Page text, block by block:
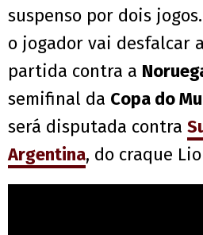
suspenso por dois
o jogador vai desfalcar a
partida contra a
semifinal da Copa do
será disputada contra
Argentina, do craque